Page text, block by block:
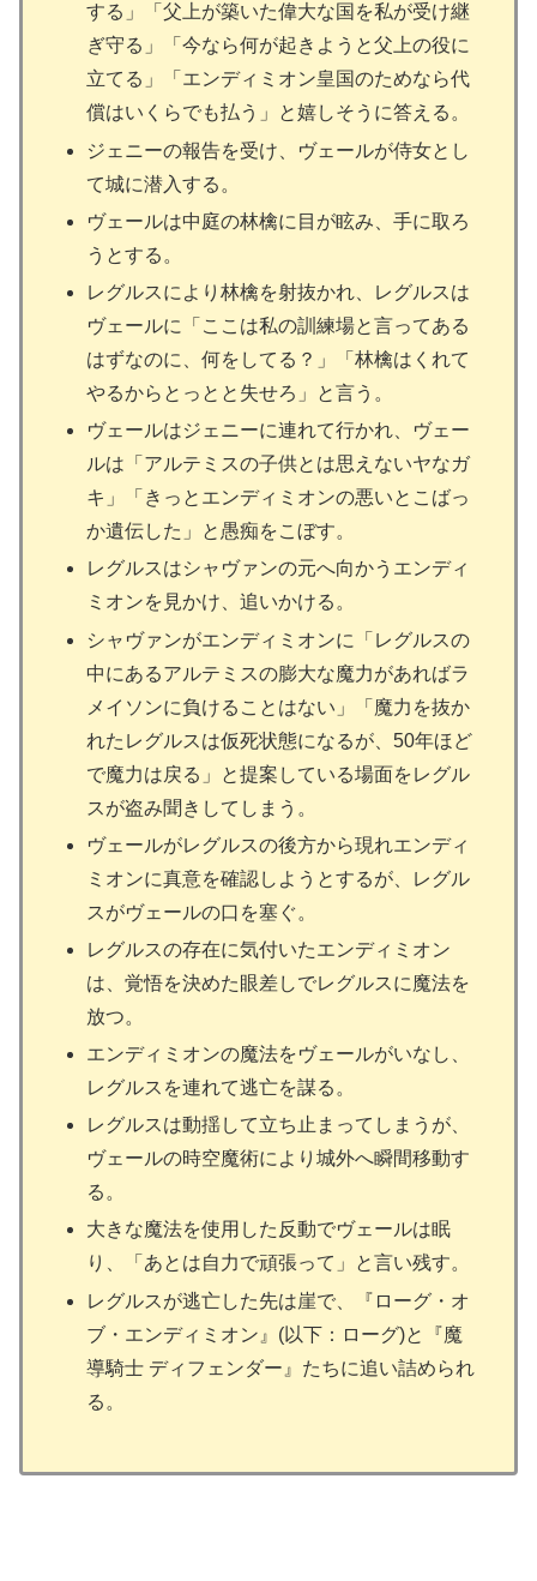
する」「父上が築いた偉大な国を私が受け継
ぎ守る」「今なら何が起きようと父上の役に
立てる」「エンディミオン皇国のためなら代
償はいくらでも払う」と嬉しそうに答える。
ジェニーの報告を受け、ヴェールが侍女とし
て城に潜入する。
ヴェールは中庭の林檎に目が眩み、手に取ろ
うとする。
レグルスにより林檎を射抜かれ、レグルスは
ヴェールに「ここは私の訓練場と言ってある
はずなのに、何をしてる？」「林檎はくれて
やるからとっとと失せろ」と言う。
ヴェールはジェニーに連れて行かれ、ヴェー
ルは「アルテミスの子供とは思えないヤなガ
キ」「きっとエンディミオンの悪いとこばっ
か遺伝した」と愚痴をこぼす。
レグルスはシャヴァンの元へ向かうエンディ
ミオンを見かけ、追いかける。
シャヴァンがエンディミオンに「レグルスの
中にあるアルテミスの膨大な魔力があればラ
メイソンに負けることはない」「魔力を抜か
れたレグルスは仮死状態になるが、50年ほど
で魔力は戻る」と提案している場面をレグル
スが盗み聞きしてしまう。
ヴェールがレグルスの後方から現れエンディ
ミオンに真意を確認しようとするが、レグル
スがヴェールの口を塞ぐ。
レグルスの存在に気付いたエンディミオン
は、覚悟を決めた眼差しでレグルスに魔法を
放つ。
エンディミオンの魔法をヴェールがいなし、
レグルスを連れて逃亡を謀る。
レグルスは動揺して立ち止まってしまうが、
ヴェールの時空魔術により城外へ瞬間移動す
る。
大きな魔法を使用した反動でヴェールは眠
り、「あとは自力で頑張って」と言い残す。
レグルスが逃亡した先は崖で、『ローグ・オ
ブ・エンディミオン』(以下：ローグ)と『魔
導騎士 ディフェンダー』たちに追い詰められ
る。